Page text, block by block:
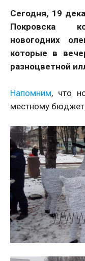
Сегодня, 19
Покровска
новогодних
которые в
разноцветной
Напомним, что
местному